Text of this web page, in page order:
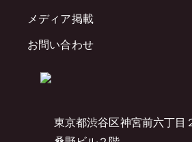
東京都渋谷区神宮前六丁
メディア掲載
お問い合わせ